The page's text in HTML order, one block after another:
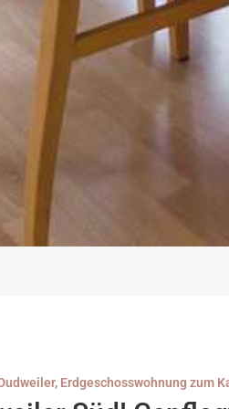
Erdgeschosswohnung zum